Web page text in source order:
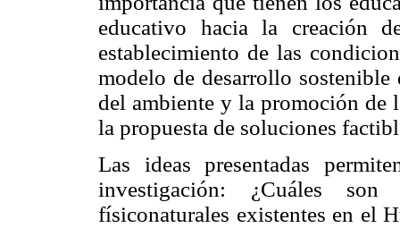
educativo hacia la creación
establecimiento de las
modelo de desarrollo
del ambiente y la promoción de
la propuesta de soluciones
Las ideas presentadas
investigación: ¿Cuáles
físiconaturales existentes en el